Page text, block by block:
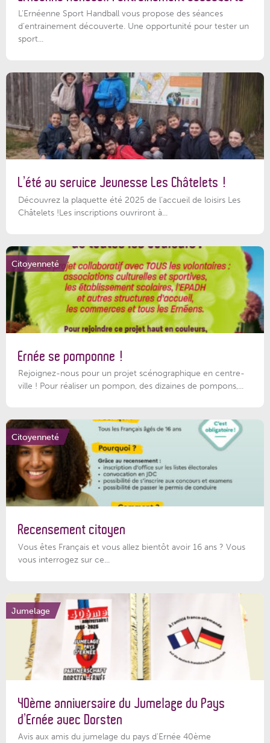
L'Ernéenne Sport Handball vous propose des séances
d'entrainement découverte. Une opportunité pour tester un
sport...
L’été au service Jeunesse Les Châtelets !
Découvrez la plaquette été 2025 de l’accueil de loisirs Les
Châtelets !Les inscriptions ouvriront à...
Citoyenneté
Ernée se pomponne !
Rejoignez-nous pour un projet scénographique en centre-
ville ! Pour réaliser un pompon, des dizaines de pompons,...
Citoyenneté
Recensement citoyen
Vous êtes Français et vous allez bientôt avoir 16 ans ? Vous
vous interrogez sur ce...
Jumelage
40ème anniversaire du Jumelage du Pays
d’Ernée avec Dorsten
Avis aux amis du jumelage du pays d'Ernée 40ème